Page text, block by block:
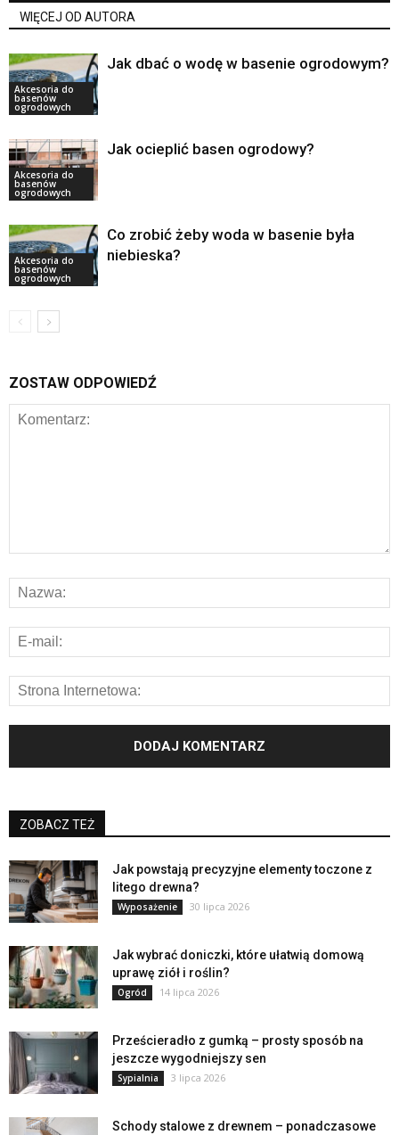
WIĘCEJ OD AUTORA
Akcesoria do
basenów
ogrodowych
Jak dbać o wodę w basenie ogrodowym?
Akcesoria do
basenów
ogrodowych
Jak ocieplić basen ogrodowy?
Akcesoria do
basenów
ogrodowych
Co zrobić żeby woda w basenie była
niebieska?
ZOSTAW ODPOWIEDŹ
ZOBACZ TEŻ
Jak powstają precyzyjne elementy toczone z
litego drewna?
Wyposażenie 30 lipca 2026
Jak wybrać doniczki, które ułatwią domową
uprawę ziół i roślin?
Ogród 14 lipca 2026
Prześcieradło z gumką – prosty sposób na
jeszcze wygodniejszy sen
Sypialnia 3 lipca 2026
Schody stalowe z drewnem – ponadczasowe